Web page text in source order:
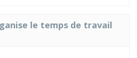
le temps de travail